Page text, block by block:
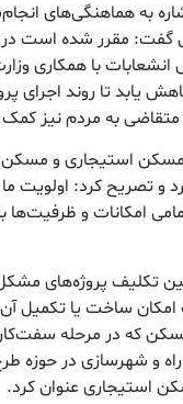
به هماهنگی‌های
گفت: مقرر شده است
انشعابات با همکاری
یابد تا روند اجرای
متقاضی به مردم نیز
استیجاری و مسکن
و تصریح کرد: اولویت
امکانات و ظرفیت‌ها
تکلیف پروژه‌های
امکان ساخت یا تکمیل
مسکن که در مرحله
و شهرسازی در حوزه
استیجاری عنوان کرد.